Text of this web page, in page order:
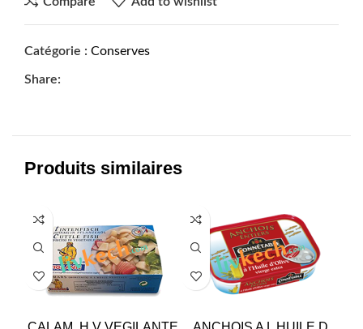
Catégorie : Conserves
Share:
Produits similaires